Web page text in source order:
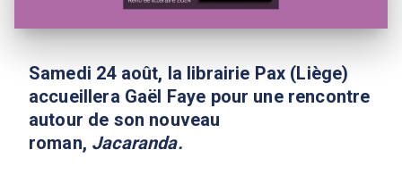
Samedi 24 août, la librairie Pax (Liège)
accueillera Gaël Faye pour une rencontre
autour de son nouveau
roman, Jacaranda.